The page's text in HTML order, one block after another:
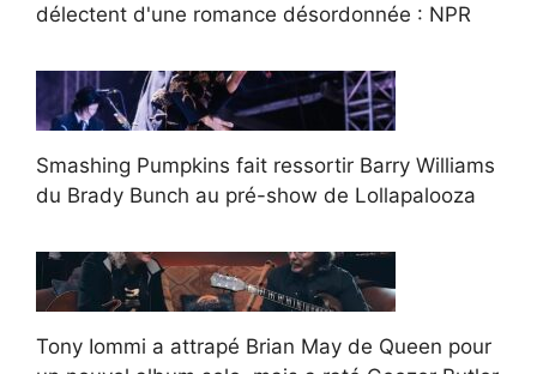
délectent d'une romance désordonnée : NPR
Smashing Pumpkins fait ressortir Barry Williams
du Brady Bunch au pré-show de Lollapalooza
Tony Iommi a attrapé Brian May de Queen pour